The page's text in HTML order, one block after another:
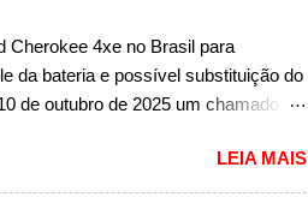
faróis com um desenho mais
as laterais. Os faróis cont...
Cherokee 4xe no Brasil para
da bateria e possível substituição do
de outubro de 2025 um chamado
marca norte-americana diz que as
mais próxima para a
LEIA MAIS